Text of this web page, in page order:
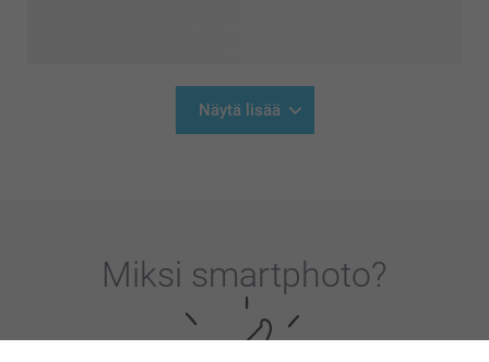
Näytä lisää
Miksi smartphoto?